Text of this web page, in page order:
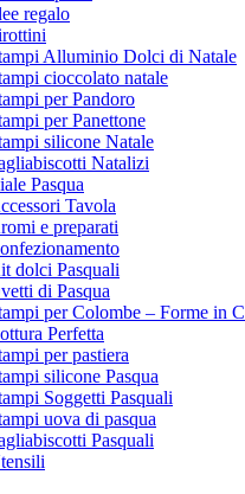
regalo
Alluminio Dolci di Natale
cioccolato natale
per Pandoro
per Panettone
silicone Natale
Natalizi
Pasqua
Tavola
e preparati
dolci Pasquali
di Pasqua
per Colombe – Forme in
Perfetta
per pastiera
silicone Pasqua
Soggetti Pasquali
uova di pasqua
Pasquali